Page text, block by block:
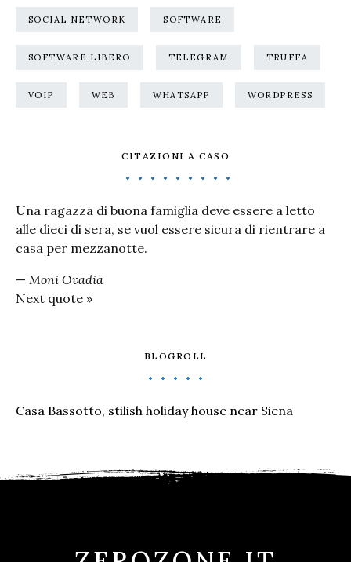
SOCIAL NETWORK SOFTWARE
SOFTWARE LIBERO TELEGRAM TRUFFA
VOIP WEB WHATSAPP WORDPRESS
CITAZIONI A CASO
Una ragazza di buona famiglia deve essere a letto
alle dieci di sera, se vuol essere sicura di rientrare a
casa per mezzanotte.
— Moni Ovadia
Next quote »
BLOGROLL
Casa Bassotto, stilish holiday house near Siena